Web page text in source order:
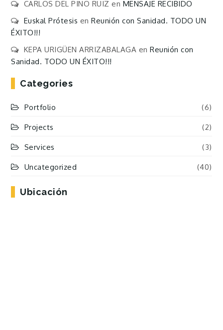
CARLOS DEL PINO RUIZ en MENSAJE RECIBIDO
Euskal Prótesis enReunión con Sanidad. TODO UN
ÉXITO!!!
KEPA URIGÜEN ARRIZABALAGA enReunión con
Sanidad. TODO UN ÉXITO!!!
Categories
Portfolio (6)
Projects (2)
Services (3)
Uncategorized (40)
Ubicación